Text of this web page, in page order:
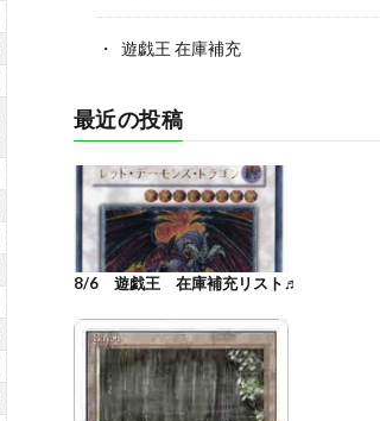
遊戯王 在庫補充
最近の投稿
8/6 遊戯王 在庫補充リスト♬